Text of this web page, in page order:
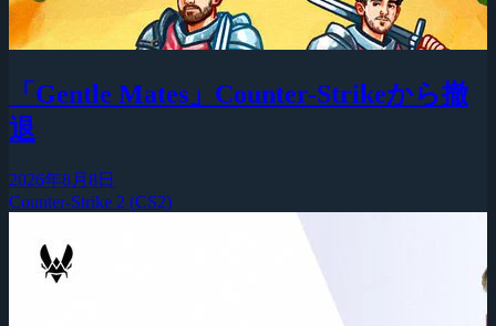
「Gentle Mates」Counter-Strikeから撤
退
2026年8月8日
Counter-Strike 2 (CS2)